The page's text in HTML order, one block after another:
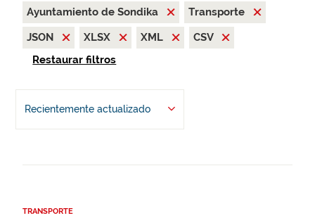
Ayuntamiento de Sondika
Transporte
JSON
XLSX XML
CSV
Restaurar filtros
Recientemente actualizado
TRANSPORTE